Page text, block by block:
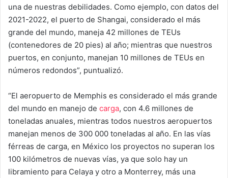
una de nuestras debilidades. Como ejemplo, con datos del
2021-2022, el puerto de Shangai, considerado el más
grande del mundo, maneja 42 millones de TEUs
(contenedores de 20 pies) al año; mientras que nuestros
puertos, en conjunto, manejan 10 millones de TEUs en
números redondos”, puntualizó.
“El aeropuerto de Memphis es considerado el más grande
del mundo en manejo de carga, con 4.6 millones de
toneladas anuales, mientras todos nuestros aeropuertos
manejan menos de 300 000 toneladas al año. En las vías
férreas de carga, en México los proyectos no superan los
100 kilómetros de nuevas vías, ya que solo hay un
libramiento para Celaya y otro a Monterrey, más una